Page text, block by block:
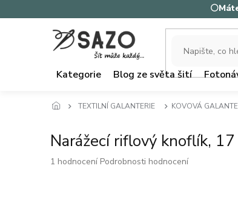
na
Kategorie Blog ze světa šití
TEXTILNÍ GALANTERIE KOVOVÁ
Narážecí riflový knoflík,
Průměrné
1 hodnocení Podrobnosti hodnocení